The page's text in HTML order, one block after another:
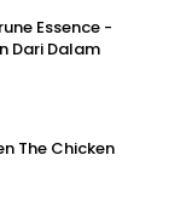
Essence -
Dari Dalam
The Chicken